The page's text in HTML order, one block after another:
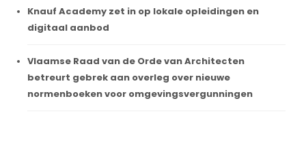
Knauf Academy zet in op lokale opleidingen en
digitaal aanbod
Vlaamse Raad van de Orde van Architecten
betreurt gebrek aan overleg over nieuwe
normenboeken voor omgevingsvergunningen